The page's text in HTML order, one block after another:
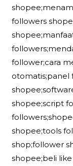
followers
follower;cara
otomatis;panel
shopee;script
shopee;tools
shop;follower
shopee;beli